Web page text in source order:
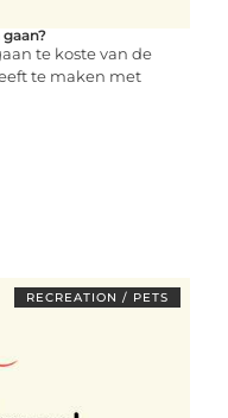
te koste van de
te maken met
RECREATION / PETS